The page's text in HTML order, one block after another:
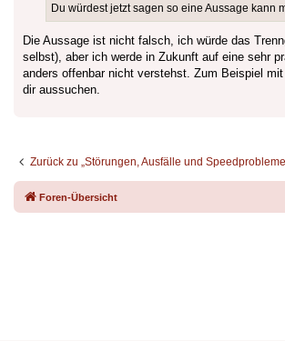
Du würdest jetzt sagen so eine Aussage kann
Die Aussage ist nicht falsch, ich würde das
selbst), aber ich werde in Zukunft auf eine sehr
anders offenbar nicht verstehst. Zum Beispiel
dir aussuchen.
Zurück zu „Störungen, Ausfälle und
Foren-Übersicht